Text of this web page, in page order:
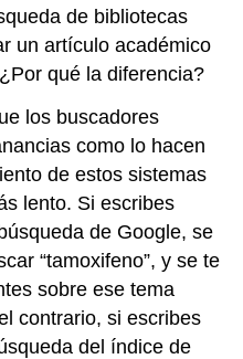
de bibliotecas
un artículo académico
qué la diferencia?
los buscadores
como lo hacen
de estos sistemas
lento. Si escribes
de Google, se
“tamoxifeno”, y se te
sobre ese tema
contrario, si escribes
del índice de